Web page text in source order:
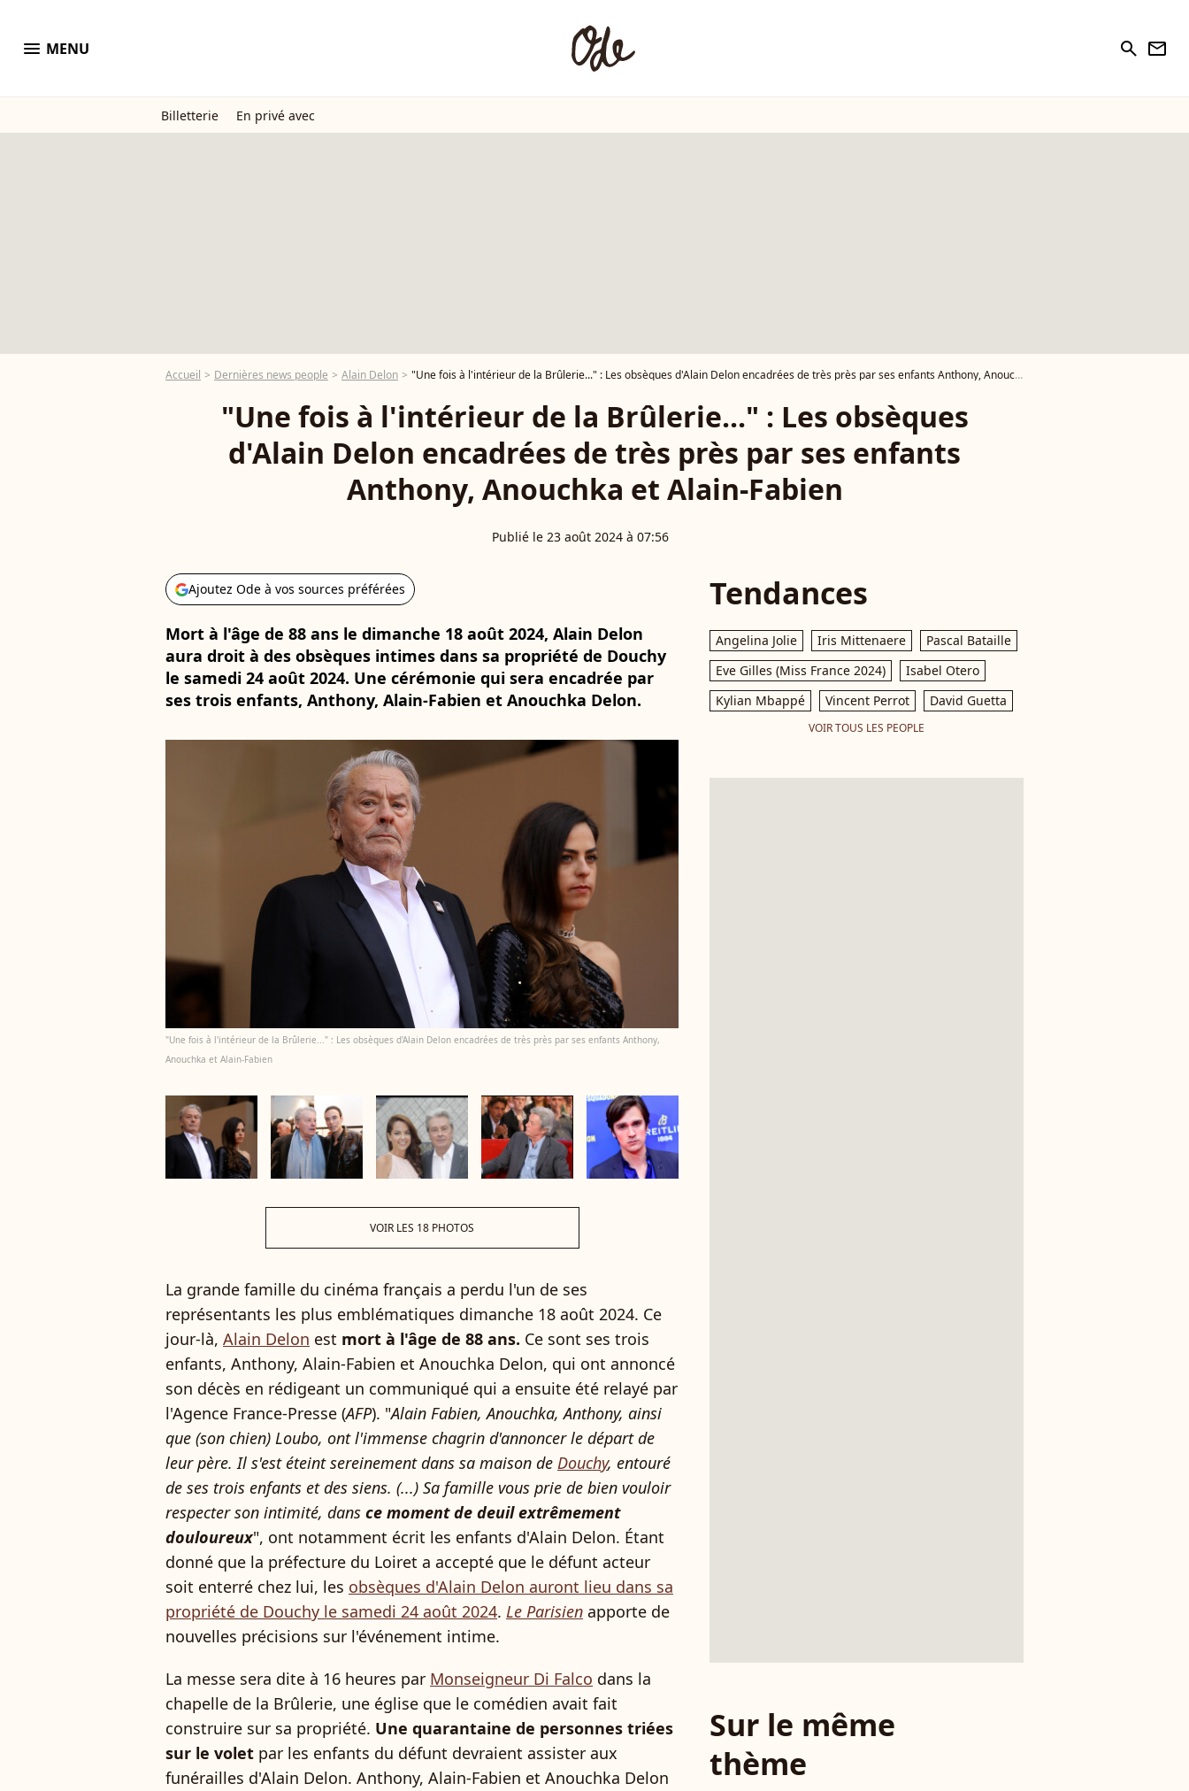
menu MENU search newsletter
Billetterie En privé avec
Accueil Dernières news people Alain Delon "Une fois à l'intérieur de la Brûlerie..." : Les obsèques d'Alain Delon encadrées de très près par ses enfants Anthony, Anouchka et Alain-Fabien
"Une fois à l'intérieur de la Brûlerie..." : Les obsèques
d'Alain Delon encadrées de très près par ses enfants
Anthony, Anouchka et Alain-Fabien
Publié le 23 août 2024 à 07:56
Ajoutez Ode à vos sources préférées
Mort à l'âge de 88 ans le dimanche 18 août 2024, Alain Delon
aura droit à des obsèques intimes dans sa propriété de Douchy
le samedi 24 août 2024. Une cérémonie qui sera encadrée par
ses trois enfants, Anthony, Alain-Fabien et Anouchka Delon.
"Une fois à l'intérieur de la Brûlerie..." : Les obsèques d'Alain Delon encadrées de très près par ses enfants Anthony,
Anouchka et Alain-Fabien
VOIR LES 18 PHOTOS
La grande famille du cinéma français a perdu l'un de ses
représentants les plus emblématiques dimanche 18 août 2024. Ce
jour-là, Alain Delon est mort à l'âge de 88 ans. Ce sont ses trois
enfants, Anthony, Alain-Fabien et Anouchka Delon, qui ont annoncé
son décès en rédigeant un communiqué qui a ensuite été relayé par
l'Agence France-Presse (AFP). "Alain Fabien, Anouchka, Anthony, ainsi
que (son chien) Loubo, ont l'immense chagrin d'annoncer le départ de
leur père. Il s'est éteint sereinement dans sa maison de Douchy, entouré
de ses trois enfants et des siens. (...) Sa famille vous prie de bien vouloir
respecter son intimité, dans ce moment de deuil extrêmement
douloureux", ont notamment écrit les enfants d'Alain Delon. Étant
donné que la préfecture du Loiret a accepté que le défunt acteur
soit enterré chez lui, les obsèques d'Alain Delon auront lieu dans sa
propriété de Douchy le samedi 24 août 2024. Le Parisien apporte de
nouvelles précisions sur l'événement intime.
La messe sera dite à 16 heures par Monseigneur Di Falco dans la
chapelle de la Brûlerie, une église que le comédien avait fait
construire sur sa propriété. Une quarantaine de personnes triées
sur le volet par les enfants du défunt devraient assister aux
funérailles d'Alain Delon. Anthony, Alain-Fabien et Anouchka Delon
Tendances
Angelina Jolie Iris Mittenaere
Pascal Bataille
Eve Gilles (Miss France 2024)
Isabel Otero
Kylian Mbappé
Vincent Perrot David Guetta
VOIR TOUS LES PEOPLE
Sur le même
thème